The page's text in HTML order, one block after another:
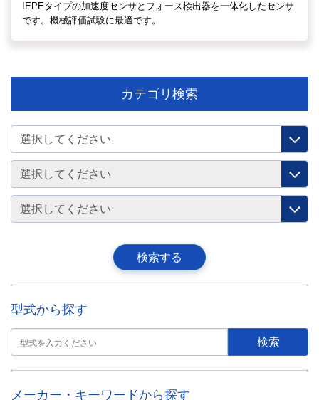
IEPEタイプの加速度センサとフォース検出器を一体化したセンサ
です。機械評価試験に最適です。
カテゴリ検索
型式から探す
メーカー・キーワードから探す